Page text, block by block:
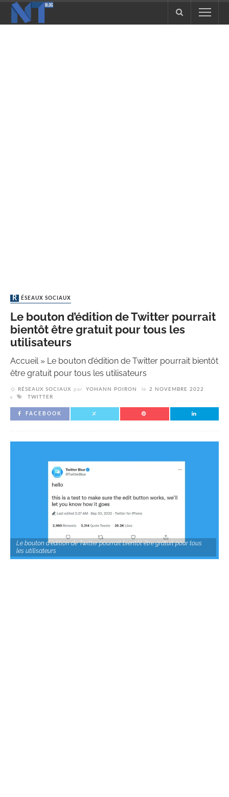
RÉSEAUX SOCIAUX
Le bouton d’édition de Twitter pourrait
bientôt être gratuit pour tous les
utilisateurs
Accueil» Le bouton d’édition de Twitter pourrait bientôt
être gratuit pour tous les utilisateurs
RÉSEAUX SOCIAUX par YOHANN POIRON le
2 NOVEMBRE 2022
TWITTER
FACEBOOK
Le bouton d'édition de Twitter pourrait bientôt être gratuit pour tous
les utilisateurs